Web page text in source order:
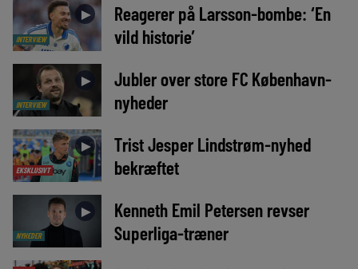
INTERVIEW
►
Reagerer på Larsson-bombe: ‘En
vild historie’
INTERVIEW
►
Jubler over store FC København-
nyheder
EKSKLUSIVT
►
Trist Jesper Lindstrøm-nyhed
bekræftet
NYHEDER
►
Kenneth Emil Petersen revser
Superliga-træner